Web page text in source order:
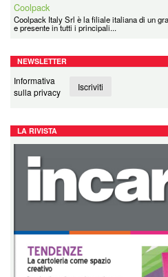
Coolpack
Coolpack Italy Srl è la filiale italiana di un
e presente in tutti i principali...
NEWSLETTER
Informativa
sulla privacy
Iscriviti
LA RIVISTA